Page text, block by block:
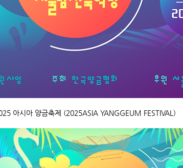
아시아 양금축제 (2025ASIA YANGGEUM FESTIVAL)